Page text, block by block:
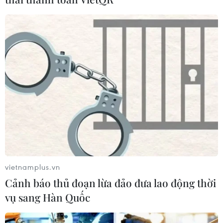
sớm bệnh Alzheimer
Virus H5N1 lây lan trong quần thể
chim bản địa tại Australia
29/07/2026 11:42
UNAIDS cảnh báo nguy cơ đại dịch
HIV/AIDS bùng phát trở lại
Johnson & Johnson chi 5,5 tỷ USD
dàn xếp vụ kiện phấn rôm gây ung
vietnamplus.vn
Cảnh báo thủ đoạn lừa đảo đưa lao động thời
vụ sang Hàn Quốc